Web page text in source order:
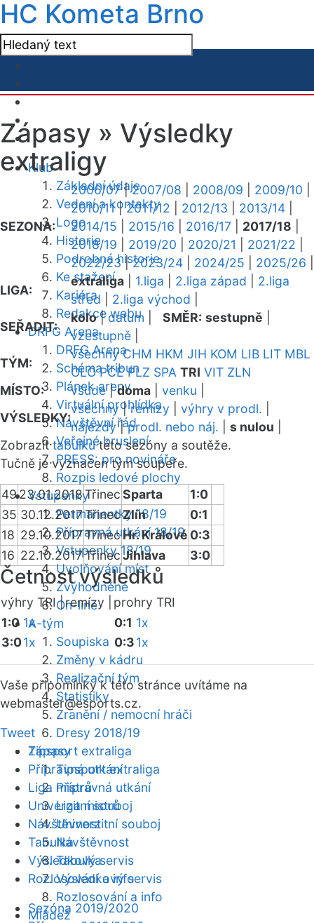
HC Kometa Brno
Klub
Základní údaje
Vedení a kontakty
Logo
Historie
Podrobná historie
Ke stažení
Kariéra
Redakce webu
DRFG Arena
DRFG Arena
Schéma tribun
Plánek areny
Virtuální prohlídka
Návštěvní řád
Veřejné bruslení
PRESS: pro novináře
Rozpis ledové plochy
Vstupenky
Permanentky 18/19
Přípravná utkání 18/19
Vstupenky 18/19
Uvolňování míst
Zvýhodněné
On-line
A-tým
Soupiska
Změny v kádru
Realizační tým
Statistiky
Zranění / nemocní hráči
Dresy 2018/19
Zápasy
Tipsport extraliga
Přípravná utkání
Liga mistrů
Univerzitní souboj
Návštěvnost
Tabulka
Výsledkový servis
Rozlosování a info
Mládež
Zápasy » Výsledky
extraligy
SEZONA:
2006/07|2007/08 2008/09 2009/10
2010/11|2011/12 2012/13 2013/14
2014/15
2015/16 2016/17 2017/18
2018/19
2019/20 2020/21 2021/22
2022/23|2023/24 2024/25 2025/26
LIGA:
extraliga 1.liga 2.liga západ
2.liga
střed
2.liga východ
SEŘADIT:
kolo|datum SMĚR: sestupně
vzestupně
TÝM:
všechny CHM HKM JIH KOM LIB LIT MBL
OLO PCE PLZ SPA TRI VIT ZLN
MÍSTO:
všude|doma venku
VÝSLEDKY:
všechny|remízy výhry v prodl.
nájezdy|prodl. nebo náj. s nulou
Zobrazittabulkutéto sezóny a soutěže.
Tučně je vyznačen tým soupeře.
4923.01.2018TřinecSparta
1:0
35 30.12.2017TřinecZlín
0:1
18 29.10.2017TřinecHr. Králové 0:3
16 22.10.2017TřinecJihlava 3:0
Četnost výsledků
výhry TRI |remízy |
prohry TRI
1:0 1x
3:01x
0:1 1x
0:31x
Vaše připomínky k této stránce uvítáme na
webmaster@esports.cz.
Tweet
Tipsport extraliga
Přípravná utkání
Liga mistrů
Univerzitní souboj
Návštěvnost
Tabulka
Výsledkový servis
Rozlosování a info
Sezóna 2019/2020